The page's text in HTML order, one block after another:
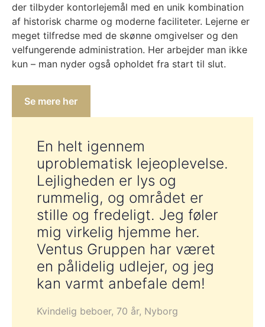
der tilbyder kontorlejemål med en unik kombination
af historisk charme og moderne faciliteter. Lejerne er
meget tilfredse med de skønne omgivelser og den
velfungerende administration. Her arbejder man ikke
kun – man nyder også opholdet fra start til slut.
Se mere her
En helt igennem
uproblematisk lejeoplevelse.
Lejligheden er lys og
rummelig, og området er
stille og fredeligt. Jeg føler
mig virkelig hjemme her.
Ventus Gruppen har været
en pålidelig udlejer, og jeg
kan varmt anbefale dem!
Kvindelig beboer, 70 år, Nyborg